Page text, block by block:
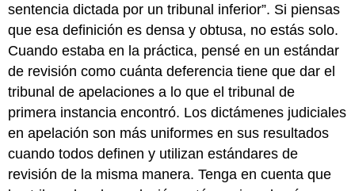
sentencia dictada por un tribunal inferior”. Si piensas
que esa definición es densa y obtusa, no estás solo.
Cuando estaba en la práctica, pensé en un estándar
de revisión como cuánta deferencia tiene que dar el
tribunal de apelaciones a lo que el tribunal de
primera instancia encontró. Los dictámenes judiciales
en apelación son más uniformes en sus resultados
cuando todos definen y utilizan estándares de
revisión de la misma manera. Tenga en cuenta que